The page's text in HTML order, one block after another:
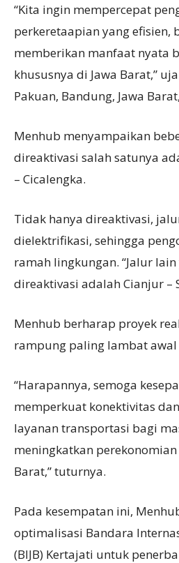
“Kita ingin mempercepat
perkeretaapian yang efisien,
memberikan manfaat nyata
khususnya di Jawa Barat,”
Pakuan, Bandung, Jawa
Menhub menyampaikan
direaktivasi salah satunya
– Cicalengka.
Tidak hanya direaktivasi,
dielektrifikasi, sehingga
ramah lingkungan. “Jalur
direaktivasi adalah Cianjur –
Menhub berharap proyek
rampung paling lambat awal
“Harapannya, semoga
memperkuat konektivitas
layanan transportasi bagi
meningkatkan
Barat,” tuturnya.
Pada kesempatan ini,
optimalisasi Bandara
(BIJB) Kertajati untuk